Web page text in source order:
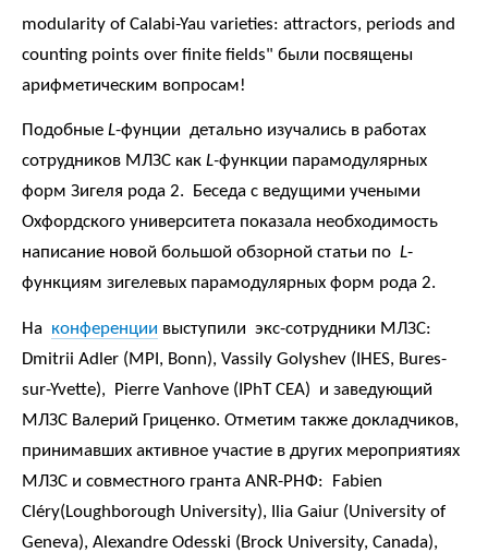
modularity of Calabi-Yau varieties: attractors, periods and
counting points over finite fields" были посвящены
арифметическим вопросам!
Подобные L-фунции детально изучались в работах
сотрудников МЛЗС как L-функции парамодулярных
форм Зигеля рода 2. Беседа с ведущими учеными
Охфордского университета показала необходимость
написание новой большой обзорной статьи по L-
функциям зигелевых парамодулярных форм рода 2.
На конференции выступили экс-сотрудники МЛЗС:
Dmitrii Adler (MPI, Bonn), Vassily Golyshev (IHES, Bures-
sur-Yvette), Pierre Vanhove (IPhT CEA) и заведующий
МЛЗС Валерий Гриценко. Отметим также докладчиков,
принимавших активное участие в других мероприятиях
МЛЗС и совместного гранта ANR-РНФ: Fabien
Cléry(Loughborough University), Ilia Gaiur (University of
Geneva), Alexandre Odesski (Brock University, Canada),